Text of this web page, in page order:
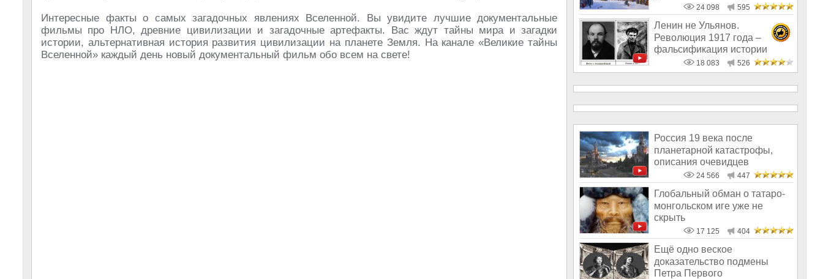
Интересные факты о самых загадочных явлениях Вселенной. Вы увидите лучшие документальные
фильмы про НЛО, древние цивилизации и загадочные артефакты. Вас ждут тайны мира и загадки
истории, альтернативная история развития цивилизации на планете Земля. На канале «Великие тайны
Вселенной» каждый день новый документальный фильм обо всем на свете!
24 098 595
Ленин не Ульянов.
Революция 1917 года –
фальсификация истории
18 083 526
Россия 19 века после
планетарной катастрофы,
описания очевидцев
24 566 447
Глобальный обман о татаро-
монгольском иге уже не
скрыть
17 125 404
Ещё одно веское
доказательство подмены
Петра Первого